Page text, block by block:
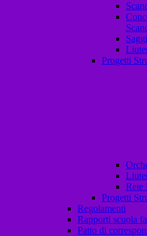
Progetti
Rete
Progetti
Regolamenti
Rapporti scuola
Patto di